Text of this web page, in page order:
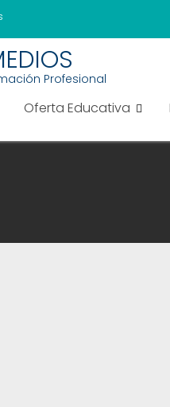
Profesional
Oferta Educativa